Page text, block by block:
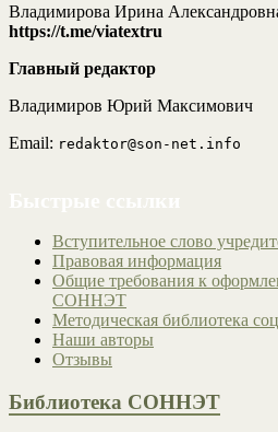
Владимирова Ирина
https://t.me/viatextru
Главный редактор
Владимиров Юрий Максимович
Email: redaktor@son-net.info
Вступительное слово
Правовая информация
Общие требования к
СОННЭТ
Методическая библиотека
Наши авторы
Отзывы
Библиотека СОННЭТ